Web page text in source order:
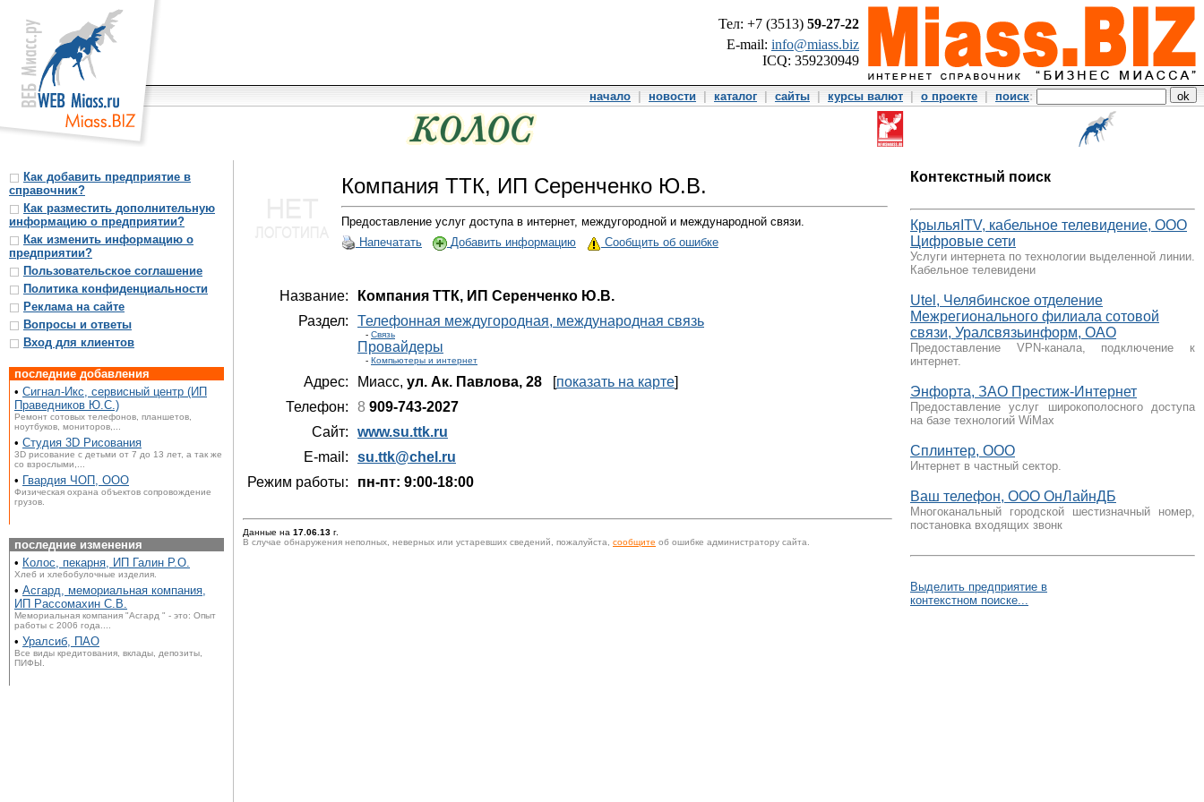
Тел: +7 (3513) 59-27-22
E-mail: info@miass.biz
ICQ: 359230949
начало новости каталог| сайты курсы валют о проекте поиск:
Как добавить предприятие в
справочник?
Как разместить дополнительную
информацию о предприятии?
Как изменить информацию о
предприятии?
Пользовательское соглашение
Политика конфиденциальности
Реклама на сайте
Вопросы и ответы
Вход для клиентов
последние добавления
• Сигнал-Икс, сервисный центр (ИП
Праведников Ю.С.)
Ремонт сотовых телефонов, планшетов,
ноутбуков, мониторов,...
• Студия 3D Рисования
3D рисование с детьми от 7 до 13 лет, а так же
со взрослыми,...
• Гвардия ЧОП, ООО
Физическая охрана объектов сопровождение
грузов.
последние изменения
• Колос, пекарня, ИП Галин Р.О.
Хлеб и хлебобулочные изделия.
• Асгард, мемориальная компания,
ИП Рассомахин С.В.
Мемориальная компания "Асгард " - это: Опыт
работы с 2006 года....
• Уралсиб, ПАО
Все виды кредитования, вклады, депозиты,
ПИФЫ.
Компания ТТК, ИП Серенченко Ю.В.
Предоставление услуг доступа в интернет, междугородной и международной связи.
Напечатать
Добавить информацию Сообщить об ошибке
Название:
Компания ТТК, ИП Серенченко Ю.В.
Раздел:
Телефонная междугородная, международная связь
- Связь
Провайдеры
- Компьютеры и интернет
Адрес: Миасс, ул. Ак. Павлова, 28 [показать на карте]
Телефон:
8 909-743-2027
Сайт:
www.su.ttk.ru
E-mail:
su.ttk@chel.ru
Режим работы:
пн-пт: 9:00-18:00
Данные на 17.06.13 г.
В случае обнаружения неполных, неверных или устаревших сведений, пожалуйста, сообщите об ошибке администратору сайта.
Контекстный поиск
КрыльяITV, кабельное телевидение, ООО
Цифровые сети
Услуги интернета по технологии выделенной линии.
Кабельное телевидени
Utel, Челябинское отделение
Межрегионального филиала сотовой
связи, Уралсвязьинформ, ОАО
Предоставление VPN-канала, подключение к
интернет.
Энфорта, ЗАО Престиж-Интернет
Предоставление услуг широкополосного доступа
на базе технологий WiMax
Сплинтер, ООО
Интернет в частный сектор.
Ваш телефон, ООО ОнЛайнДБ
Многоканальный городской шестизначный номер,
постановка входящих звонк
Выделить предприятие в
контекстном поиске...